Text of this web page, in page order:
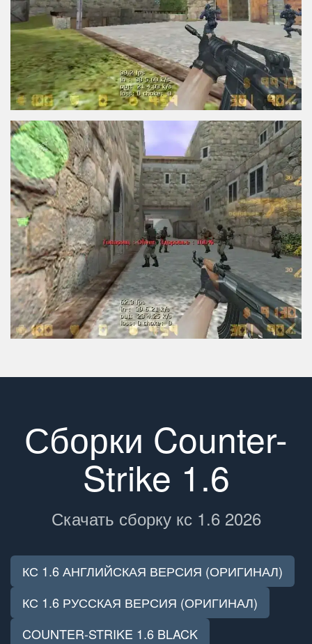
Сборки Counter-
Strike 1.6
Скачать сборку кс 1.6 2026
КС 1.6 АНГЛИЙСКАЯ ВЕРСИЯ (ОРИГИНАЛ)
КС 1.6 РУССКАЯ ВЕРСИЯ (ОРИГИНАЛ)
COUNTER-STRIKE 1.6 BLACK